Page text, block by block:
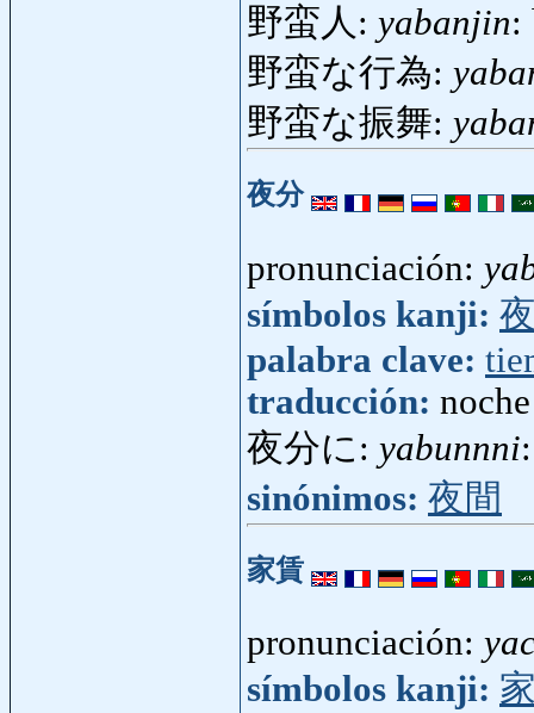
野蛮人: yabanjin:
野蛮な行為:
野蛮な振舞:
夜分
pronunciación:
símbolos kanji:
palabra clave:
traducción: noche
夜分に: yabunnni
sinónimos: 夜間
家賃
pronunciación:
símbolos kanji: